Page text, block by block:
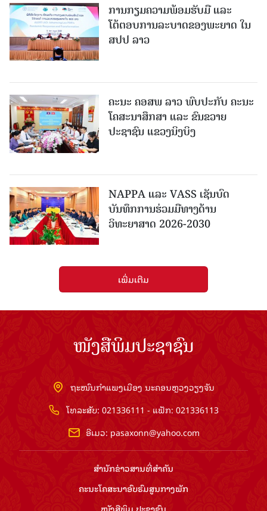
ການກຽມຄວາມພ້ອມຮັບມື ແລະ
ໂຕ້ຕອບການລະບາດຂອງພະຍາດ ໃນ
ສປປ ລາວ
ຄະນະ ຄອສພ ລາວ ພົບປະກັບ ຄະນະ
ໂຄສະນາສຶກສາ ແລະ ຂົນຂວາຍ
ປະຊາຊົນ ແຂວງນິງບິງ
NAPPA ແລະ VASS ເຊັນບົດ
ບັນທຶກການຮ່ວມມືທາງດ້ານ
ວິທະຍາສາດ 2026-2030
ເພີ່ມເຕີມ
ໜັງສືພິມປະຊາຊົນ
ຖະໜົນກຳແພງເມືອງ ນະຄອນຫຼວງວຽງຈັນ
ໂທລະສັບ: 021336111 - ແຟັກ: 021336113
ອີເມວ: pasaxonn@yahoo.com
ສຳ​ນັກ​ຂ່າວ​ສານ​ທີ່​ສຳ​ຄັນ​
ຄະນະໂຄສະນາອົບຮົມ​ສູນ​ກາງ​ພັກ